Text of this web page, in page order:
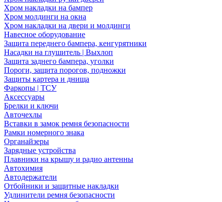
Хром накладки на бампер
Хром молдинги на окна
Хром накладки на двери и молдинги
Навесное оборудование
Защита переднего бампера, кенгурятники
Насадки на глушитель | Выхлоп
Защита заднего бампера, уголки
Пороги, защита порогов, подножки
Защиты картера и днища
Фаркопы | ТСУ
Аксессуары
Брелки и ключи
Авточехлы
Вставки в замок ремня безопасности
Рамки номерного знака
Органайзеры
Зарядные устройства
Плавники на крышу и радио антенны
Автохимия
Автодержатели
Отбойники и защитные накладки
Удлинители ремня безопасности